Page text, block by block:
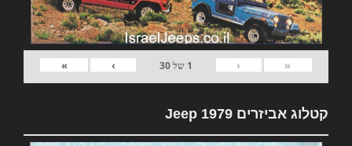
«
‹
1 של30
›
»
קטלוג אביזרים 1979 Jeep